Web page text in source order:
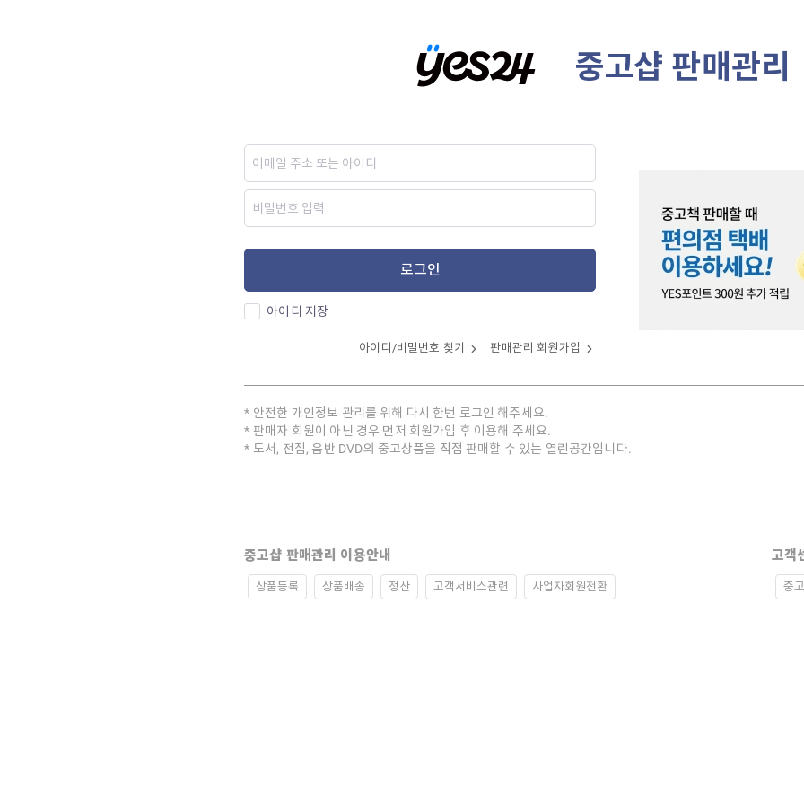
중고샵 판매관리
로그인
아이디 저장
아이디/비밀번호 찾기 판매관리 회원가입
안전한 개인정보 관리를 위해 다시 한번 로그인 해주세요.
판매자 회원이 아닌 경우 먼저 회원가입 후 이용해 주세요.
도서, 전집, 음반 DVD의 중고상품을 직접 판매할 수 있는 열린공간입니다.
중고샵 판매관리 이용안내
상품등록 상품배송 정산 고객서비스관련 사업자회원전환
고객
중